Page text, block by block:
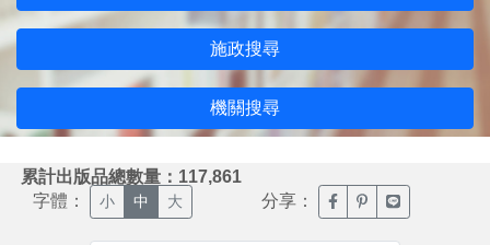
施政搜尋
機關搜尋
累計出版品總數量：117,861
字體： 小 中 大 分享： 臉書分享(另開新視窗)
噗浪分享(另開新
Line分享(另